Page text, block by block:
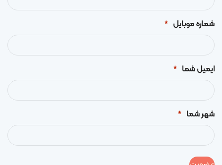
شماره موبایل *
ایمیل شما *
شهر شما *